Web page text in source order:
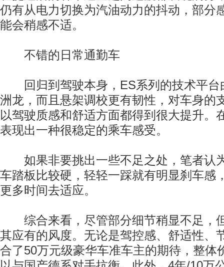
仍有从电力切换为汽油动力的抖动，部分
能会稍感不适。
不错的日常通勤车
回归到驾驶本身，ES系列的技术平台
洲龙，而且悬架调校更有韧性，对车身的
以驾驶质感和舒适方面都得到很大提升。
表现出一种很稳定的乘车感受。
如果非要挑出一些不足之处，笔者认
车踏板比较硬，轻轻一踩就有明显刹车感
更多时间去适应。
综合来看，尽管部分细节稍显不足，
其应有的风度。无论是驾控感、舒适性、
合了50万元级豪华车准车主的期待，整体